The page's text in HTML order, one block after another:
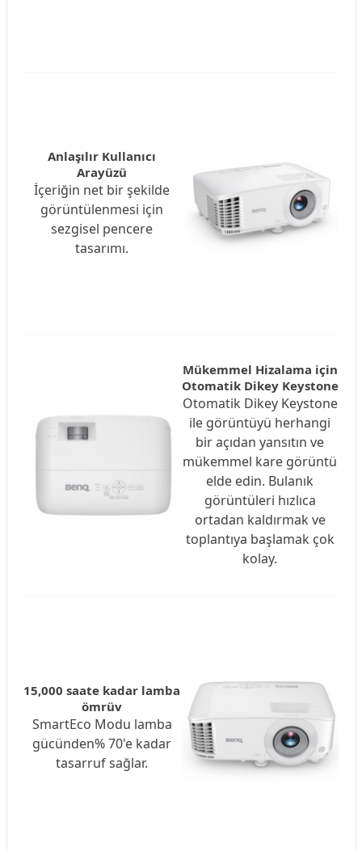
Anlaşılır Kullanıcı
Arayüzü
İçeriğin net bir şekilde
görüntülenmesi için
sezgisel pencere
tasarımı.
Mükemmel Hizalama için
Otomatik Dikey Keystone
Otomatik Dikey Keystone
ile görüntüyü herhangi
bir açıdan yansıtın ve
mükemmel kare görüntü
elde edin. Bulanık
görüntüleri hızlıca
ortadan kaldırmak ve
toplantıya başlamak çok
kolay.
15,000 saate kadar lamba
ömrüv
SmartEco Modu lamba
gücünden% 70'e kadar
tasarruf sağlar.